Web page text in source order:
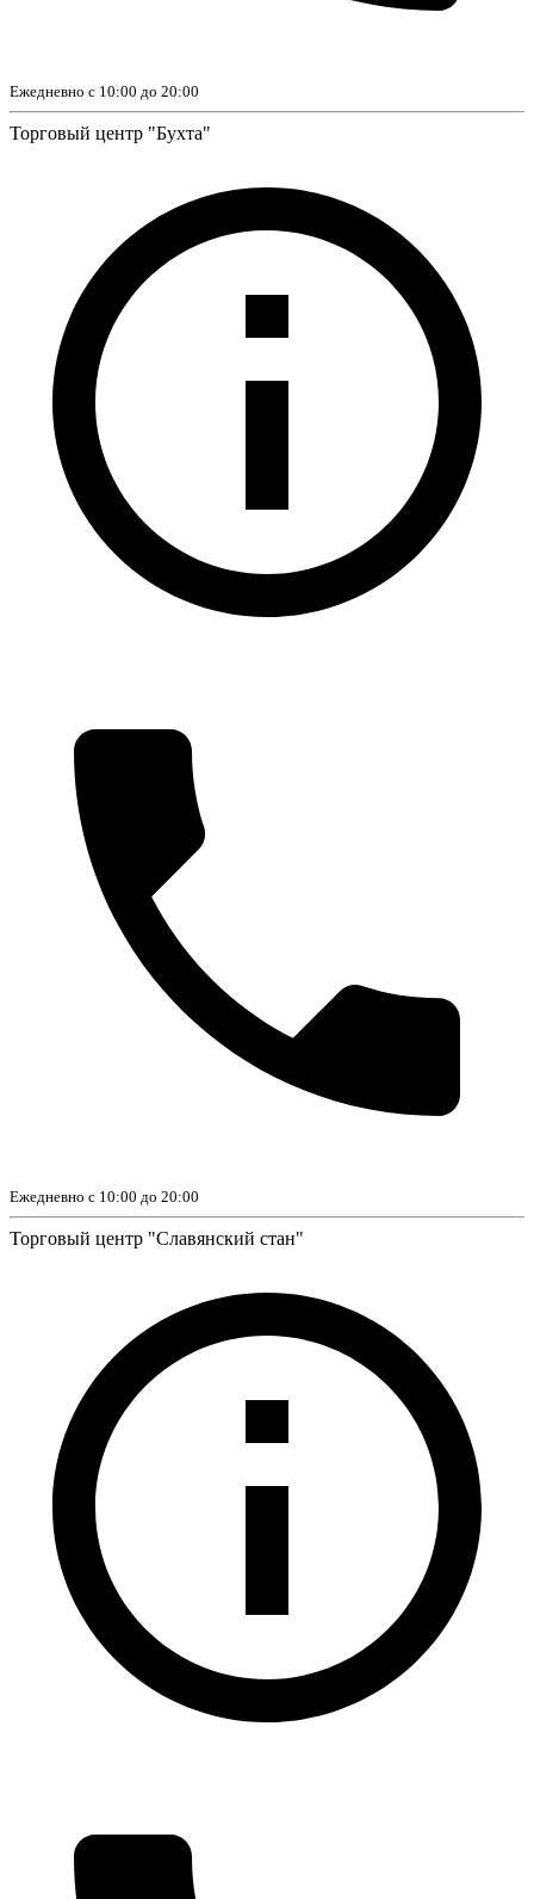
Ежедневно с 10:00 до 20:00
Торговый центр "Бухта"
Ежедневно с 10:00 до 20:00
Торговый центр "Славянский стан"